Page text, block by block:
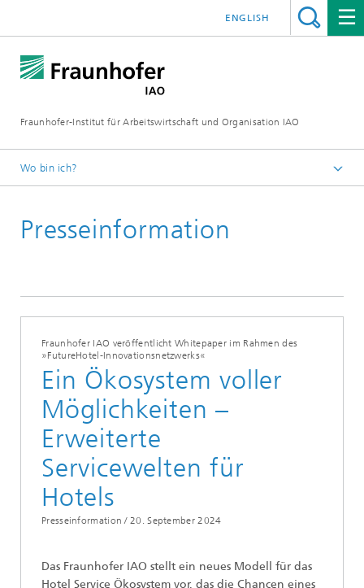
Fraunhofer-Institut für Arbeitswirtschaft und Organisation IAO
ENGLISH
Wo bin ich?
Presseservice
Presseinformation
Fraunhofer IAO veröffentlicht Whitepaper im Rahmen des
»FutureHotel-Innovationsnetzwerks«
Ein Ökosystem voller
Möglichkeiten –
Erweiterte
Servicewelten für
Hotels
Presseinformation / 20. September 2024
Das Fraunhofer IAO stellt ein neues Modell für das
Hotel Service Ökosystem vor, das die Chancen eines